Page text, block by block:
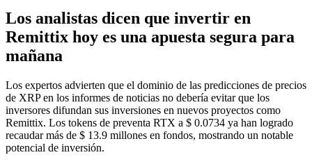
Los analistas dicen que invertir en
Remittix hoy es una apuesta segura para
mañana
Los expertos advierten que el dominio de las predicciones de precios
de XRP en los informes de noticias no debería evitar que los
inversores difundan sus inversiones en nuevos proyectos como
Remittix. Los tokens de preventa RTX a $ 0.0734 ya han logrado
recaudar más de $ 13.9 millones en fondos, mostrando un notable
potencial de inversión.